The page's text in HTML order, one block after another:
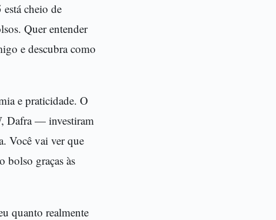
cheio de
Quer entender
e descubra como
e praticidade. O
Dafra — investiram
Você vai ver que
bolso graças às
quanto realmente